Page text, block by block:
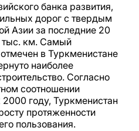
банка развития,
дорог с твердым
Азии за последние 20
тыс. км. Самый
в Туркменистане
наиболее
Согласно
соотношении
2000 году, Туркменистан
протяженности
пользования.